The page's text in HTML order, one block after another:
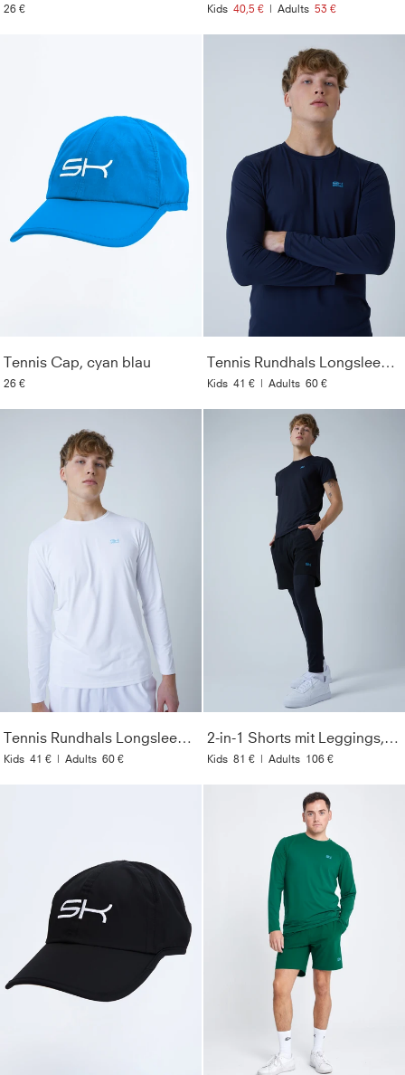
26 € Kids 40,5 € | Adults 53 €
Tennis Cap, cyan blau
26 €
Tennis Rundhals Longsleeve Shirt, navy blau
Kids 41 € | Adults 60 €
Tennis Rundhals Longsleeve Shirt, weiß
Kids 41 € | Adults 60 €
2-in-1 Shorts mit Leggings, schwarz
Kids 81 € | Adults 106 €